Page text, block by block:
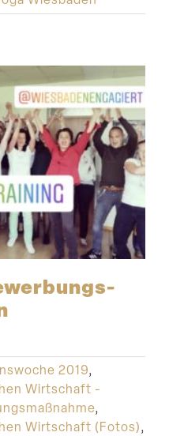
2019,
Wirtschaft -
,
Wirtschaft (Fotos),